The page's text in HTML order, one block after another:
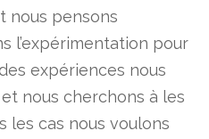
nous pensons
l’expérimentation pour
expériences nous
nous cherchons à les
les cas nous voulons